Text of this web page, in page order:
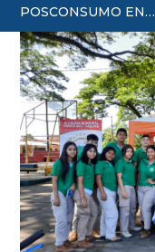
POSCONSUMO EN…